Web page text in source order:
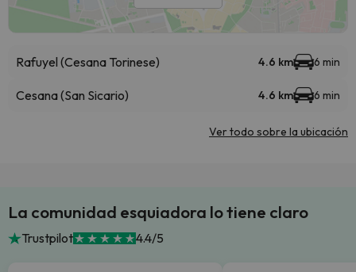
Rafuyel (Cesana Torinese) 4.6 km 6 min
Cesana (San Sicario) 4.6 km 6 min
Ver todo sobre la ubicación
La comunidad esquiadora lo tiene claro
Trustpilot 4.4/5